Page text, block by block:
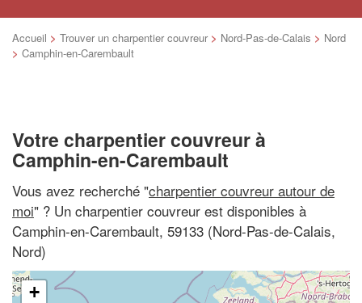
Accueil > Trouver un charpentier couvreur > Nord-Pas-de-Calais > Nord
> Camphin-en-Carembault
Votre charpentier couvreur à
Camphin-en-Carembault
Vous avez recherché "charpentier couvreur autour de
moi" ? Un charpentier couvreur est disponibles à
Camphin-en-Carembault, 59133 (Nord-Pas-de-Calais,
Nord)
+